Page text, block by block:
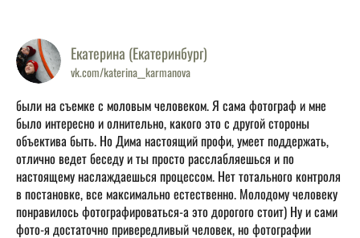
Екатерина (Екатеринбург)
vk.com/katerina__karmanova
были на съемке с моловым человеком. Я сама фотограф и мне
было интересно и олнительно, какого это с другой стороны
объектива быть. Но Дима настоящий профи, умеет поддержать,
отлично ведет беседу и ты просто расслабляешься и по
настоящему наслаждаешься процессом. Нет тотального контроля
в постановке, все максимально естественно. Молодому человеку
понравилось фотографироваться-а это дорогого стоит) Ну и сами
фото-я достаточно привередливый человек, но фотографии